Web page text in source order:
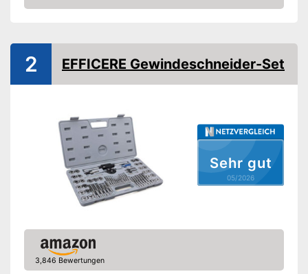
Amazon
Sehr gut
05/2026
2 EFFICERE Gewindeschneider-Set
3,846 Bewertungen